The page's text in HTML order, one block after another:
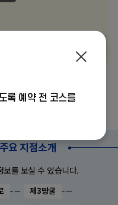
를 확인하시기 바랍니다.
요 지점소개
를 보실 수 있습니다.
제3땅굴
록 예약 전 코스를